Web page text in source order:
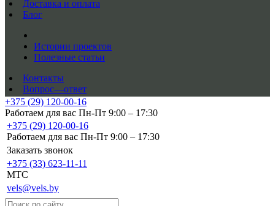
Доставка и оплата
Блог
Истории проектов
Полезные статьи
Контакты
Вопрос—ответ
+375 (29) 120-00-16
Работаем для вас Пн-Пт 9:00 – 17:30
+375 (29) 120-00-16
Работаем для вас Пн-Пт 9:00 – 17:30
Заказать звонок
+375 (33) 623-11-11
MTC
vels@vels.by